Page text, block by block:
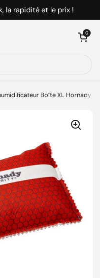
la rapidité et le prix !
Ouvrir le
0
Boîte XL Hornady